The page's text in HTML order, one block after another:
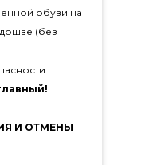
обуви на
(без
И ОТМЕНЫ